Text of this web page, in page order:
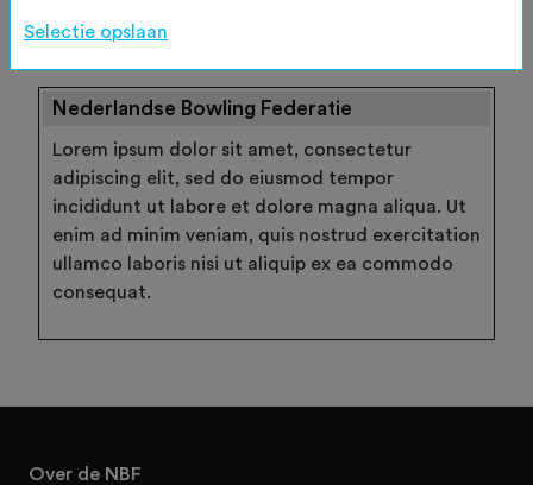
Wachtwoord vergeten
Nederlandse Bowling Federatie
Lorem ipsum dolor sit amet, consectetur
adipiscing elit, sed do eiusmod tempor
incididunt ut labore et dolore magna aliqua. Ut
enim ad minim veniam, quis nostrud exercitation
ullamco laboris nisi ut aliquip ex ea commodo
consequat.
Over de NBF
Selectie opslaan